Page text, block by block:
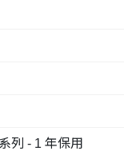
列 - 1 年保用